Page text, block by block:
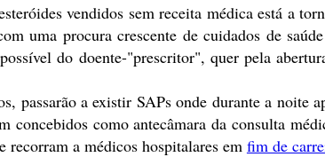
vendidos sem receita médica está a
uma procura crescente de cuidados de
do doente-"prescritor", quer pela
passarão a existir SAPs onde durante a noite
concebidos como antecâmara da consulta
a médicos hospitalares em fim de